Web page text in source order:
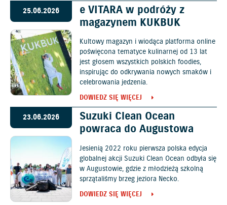
25.06.2026
e VITARA w podróży z
magazynem KUKBUK
Kultowy magazyn i wiodąca platforma online
poświęcona tematyce kulinarnej od 13 lat
jest głosem wszystkich polskich foodies,
inspirując do odkrywania nowych smaków i
celebrowania jedzenia.
DOWIEDZ SIĘ WIĘCEJ
23.06.2026
Suzuki Clean Ocean
powraca do Augustowa
Jesienią 2022 roku pierwsza polska edycja
globalnej akcji Suzuki Clean Ocean odbyła się
w Augustowie, gdzie z młodzieżą szkolną
sprzątaliśmy brzeg jeziora Necko.
DOWIEDZ SIĘ WIĘCEJ